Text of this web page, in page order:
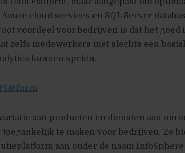
cloud services en SQL Server
voordeel voor bedrijven is dat het goed
zelfs medewerkers met slechts een
kunnen spelen.
aan producten en diensten aan om
toegankelijk te maken voor bedrijven. Ze
aan onder de naam